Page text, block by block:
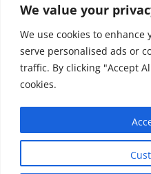
We value your
We use cookies to
serve personalised ads or
traffic. By clicking "Accept
cookies.
Pulizia naturale della
sostituiscono 10 prodotti
Copyright © 2025
Questo blog non è una
viene aggiornato senza
pertanto considerarsi
della legge n. 62 del